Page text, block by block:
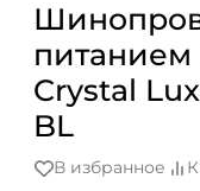
питанием
Crystal Lux
BL
В избранное